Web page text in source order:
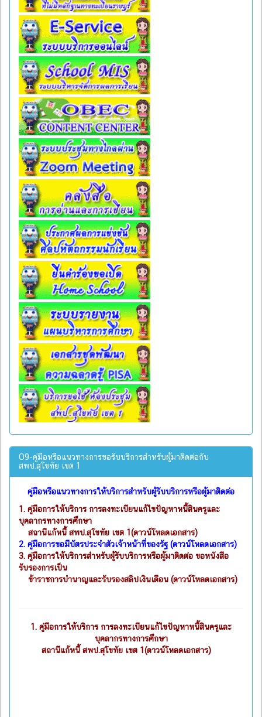
O9-คู่มือหรือแนวทางการขอรับบริการสำหรับผู้มาติดต่อกับ
สพป.สุโขทัย เขต 1
คู่มือหรือแนวทางการให้บริการสำหรับผู้รับบริการหรือผู้มาติดต่อ
1. คู่มือการให้บริการ การลงทะเบียนแก้ไขปัญหาหนี้สินครูและ
บุคลากรทางการศึกษา
สถานีแก้หนี้ สพป.สุโขทัย เขต 1(ดาวน์โหลดเอกสาร)
2. คู่มือการขอมีบัตรประจำตัวเจ้าหน้าที่ของรัฐ (ดาวน์โหลดเอกสาร)
3. คู่มือการให้บริการสำหรับผู้รับบริการหรือผู้มาติดต่อ ขอหนังสือ
รับรองการเป็น
ข้าราชการบำนาญและรับรองสลิปเงินเดือน (ดาวน์โหลดเอกสาร)
1. คู่มือการให้บริการ การลงทะเบียนแก้ไขปัญหาหนี้สินครูและ
บุคลากรทางการศึกษา
สถานีแก้หนี้ สพป.สุโขทัย เขต 1(ดาวน์โหลดเอกสาร)